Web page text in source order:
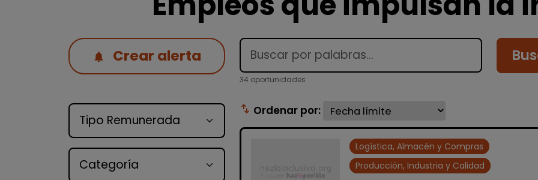
Crear alerta
Tipo de oferta
Categoría
34 oportunidades
swap_vert Ordenar por:
Logística, Almacén y Compras
Producción, Industria y Calidad